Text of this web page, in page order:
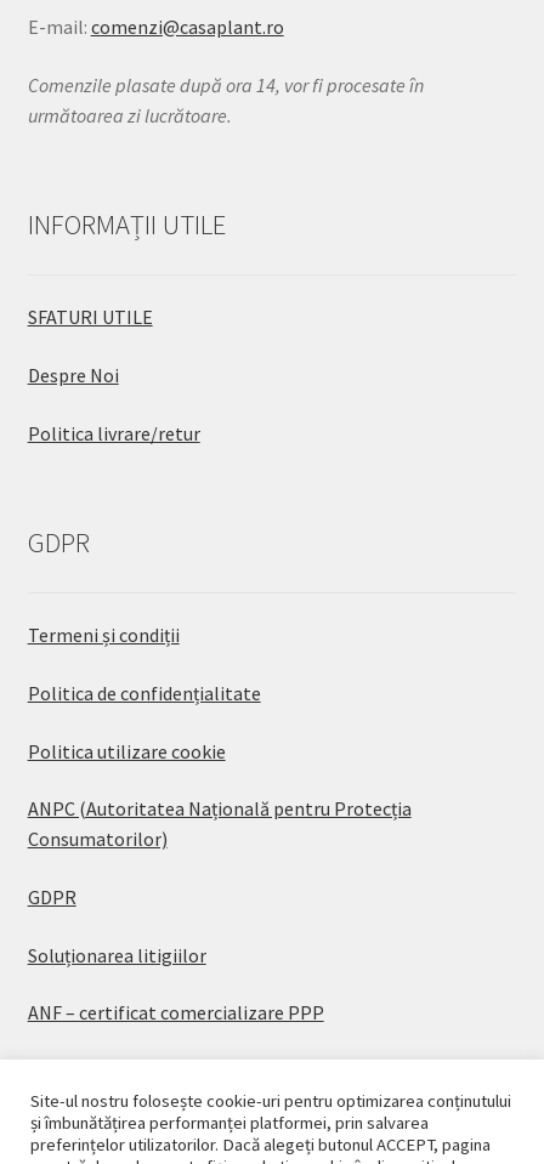
E-mail: comenzi@casaplant.ro
Comenzile plasate după ora 14, vor fi procesate în
următoarea zi lucrătoare.
INFORMAȚII UTILE
SFATURI UTILE
Despre Noi
Politica livrare/retur
GDPR
Termeni și condiții
Politica de confidențialitate
Politica utilizare cookie
ANPC (Autoritatea Națională pentru Protecția
Consumatorilor)
GDPR
Soluționarea litigiilor
ANF – certificat comercializare PPP
Site-ul nostru folosește cookie-uri pentru optimizarea conținutului
și îmbunătățirea performanței platformei, prin salvarea
preferințelor utilizatorilor. Dacă alegeți butonul ACCEPT, pagina